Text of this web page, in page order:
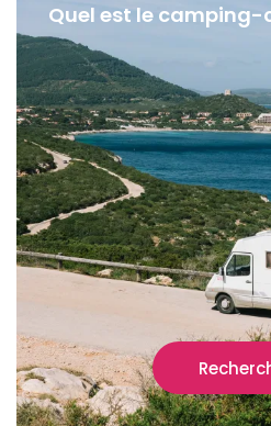
Quel est le camping-